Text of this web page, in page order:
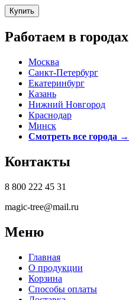
Работаем в городах
Москва
Санкт-Петербург
Екатеринбург
Казань
Нижний Новгород
Краснодар
Минск
Смотреть все города →
Контакты
8 800 222 45 31
magic-tree@mail.ru
Меню
Главная
О продукции
Корзина
Способы оплаты